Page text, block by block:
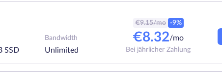
SSD
Bandwidth
Unlimited
€9.15/mo -9%
€8.32/mo
Bei jährlicher Zahlung